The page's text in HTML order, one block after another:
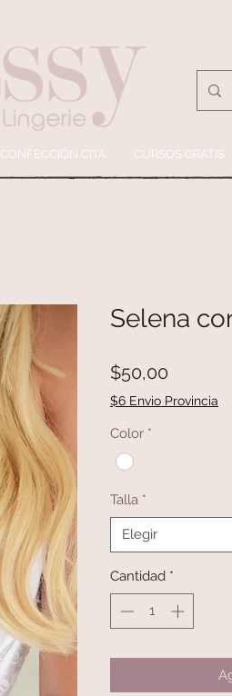
CONFECCIÓN CITA CURSOS GRATIS
Selena
$50,00
$6 Envio Provincia
Color *
Talla *
Elegir
Cantidad *